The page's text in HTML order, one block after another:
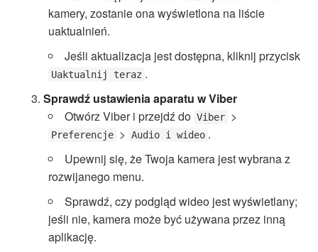
kamery, zostanie ona wyświetlona na liście
uaktualnień.
Jeśli aktualizacja jest dostępna, kliknij przycisk
Uaktualnij teraz .
Sprawdź ustawienia aparatu w Viber
Otwórz Viber i przejdź do Viber >
Preferencje > Audio i wideo .
Upewnij się, że Twoja kamera jest wybrana z
rozwijanego menu.
Sprawdź, czy podgląd wideo jest wyświetlany;
jeśli nie, kamera może być używana przez inną
aplikację.